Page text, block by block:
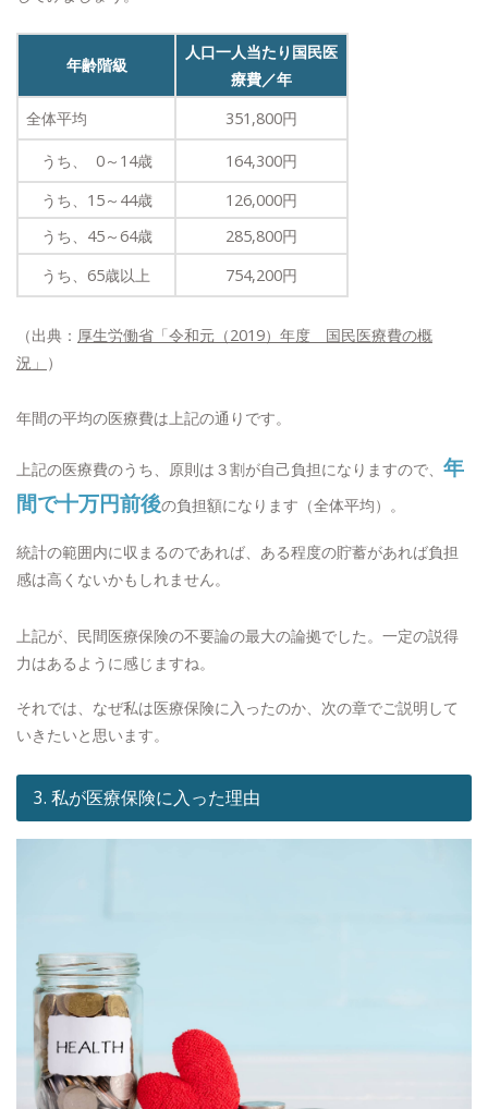
年齢階級
人口一人当たり国民医
療費／年
全体平均
351,800円
うち、 0～14歳
164,300円
うち、15～44歳
126,000円
うち、45～64歳
285,800円
うち、65歳以上
754,200円
（出典： 厚生労働省「令和元（2019）年度 国民医療費の概
況」 ）
年間の平均の医療費は上記の通りです。
上記の医療費のうち、原則は３割が自己負担になりますので、 年
間で十万円前後の負担額になります（全体平均）。
統計の範囲内に収まるのであれば、ある程度の貯蓄があれば負担
感は高くないかもしれません。
上記が、民間医療保険の不要論の最大の論拠でした。一定の説得
力はあるように感じますね。
それでは、なぜ私は医療保険に入ったのか、次の章でご説明して
いきたいと思います。
3. 私が医療保険に入った理由